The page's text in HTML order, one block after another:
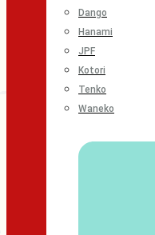
Dango
Hanami
JPF
Kotori
Tenko
Waneko